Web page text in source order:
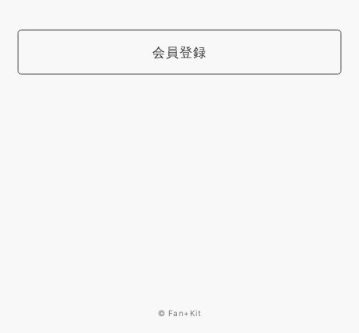
会員登録
© Fan+Kit